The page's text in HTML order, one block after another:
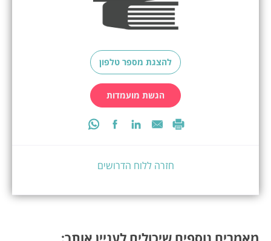
להצגת מספר טלפון
הגשת מועמדות
חזרה ללוח הדרושים